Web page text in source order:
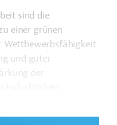
sind die
einer grünen
Wettbewerbsfähigkeit
und guter
der